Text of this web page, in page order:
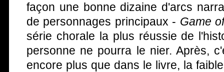
façon une bonne dizaine d'arcs
de personnages principaux - Game
série chorale la plus réussie de
personne ne pourra le nier. Après,
encore plus que dans le livre, la